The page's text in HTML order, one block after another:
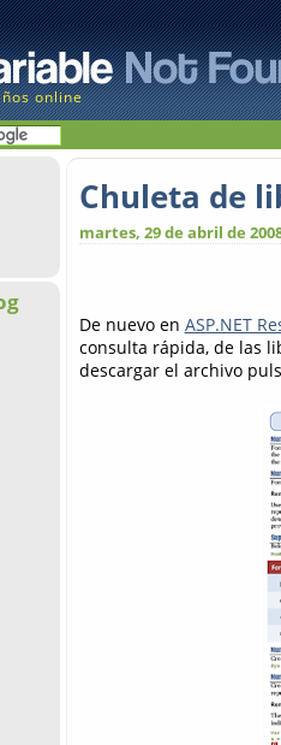
online
Chuleta de
martes, 29 de abril de
De nuevo en ASP.NET
consulta rápida, de las
descargar el archivo